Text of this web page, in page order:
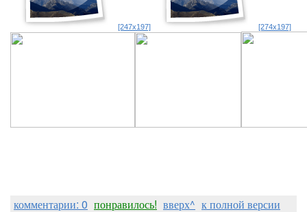
[247x197] [274x197]
комментарии: 0 понравилось! вверх^ к полной версии